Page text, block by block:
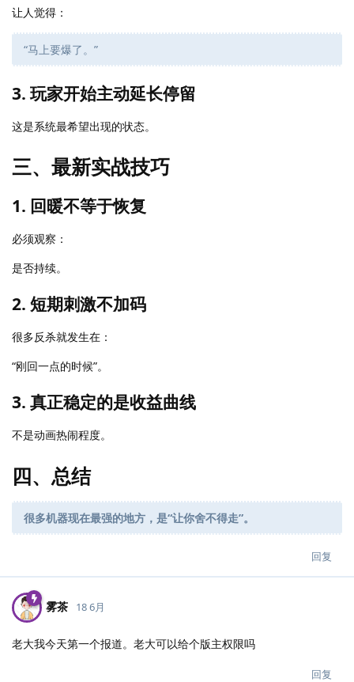
让人觉得：
“马上要爆了。”
3. 玩家开始主动延长停留
这是系统最希望出现的状态。
三、最新实战技巧
1. 回暖不等于恢复
必须观察：
是否持续。
2. 短期刺激不加码
很多反杀就发生在：
“刚回一点的时候”。
3. 真正稳定的是收益曲线
不是动画热闹程度。
四、总结
很多机器现在最强的地方，是“让你舍不得走”。
回复
雾茶 18 6月
老大我今天第一个报道。老大可以给个版主权限吗
回复